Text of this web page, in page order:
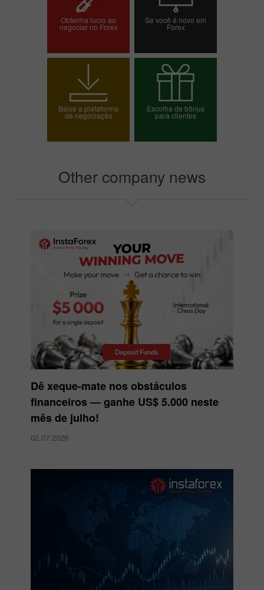
Obtenha lucro ao
negociar no Forex
negociação
Se você é novo em
Forex
Abrir conta demo
Baixe a plataforma
de negociação
Escolha de bônus
para clientes
Other company news
Dê xeque-mate nos obstáculos
financeiros — ganhe US$ 5.000 neste
mês de julho!
02.07.2026